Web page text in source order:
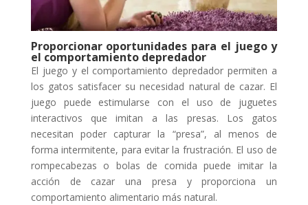
Proporcionar oportunidades para el juego y
el comportamiento depredador
El juego y el comportamiento depredador permiten a
los gatos satisfacer su necesidad natural de cazar. El
juego puede estimularse con el uso de juguetes
interactivos que imitan a las presas. Los gatos
necesitan poder capturar la “presa”, al menos de
forma intermitente, para evitar la frustración. El uso de
rompecabezas o bolas de comida puede imitar la
acción de cazar una presa y proporciona un
comportamiento alimentario más natural.